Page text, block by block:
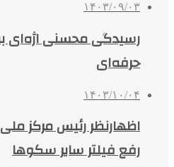
۱۴۰۳/۰۹/۰۳
رسیدگی محسنی اژه‌ای
حرفه‌ای
۱۴۰۳/۱۰/۰۴
اظهارنظر رئیس مرکز
رفع فیلتر سایر سکوها